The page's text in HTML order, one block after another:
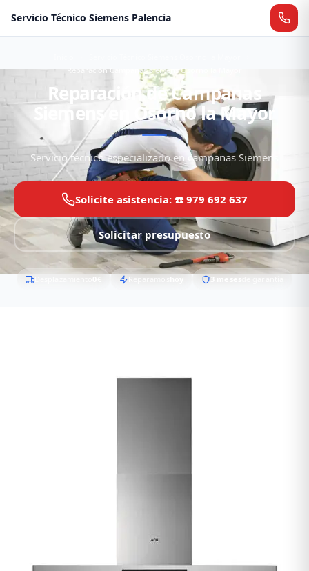
Servicio Técnico Siemens Palencia
Reparación Campanas Siemens Osorno la Mayor
Reparación de Campanas
Siemens en Osorno la Mayor
Servicio técnico especializado en campanas Siemens
Solicite asistencia: ☎️ 979 692 637
Solicitar presupuesto
Desplazamiento 0€ Reparamos hoy 3 mesesde garantía